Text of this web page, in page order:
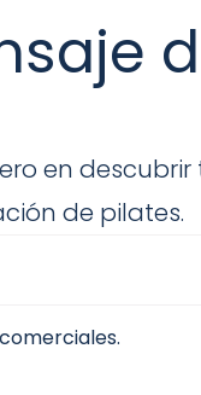
en
de pilates.